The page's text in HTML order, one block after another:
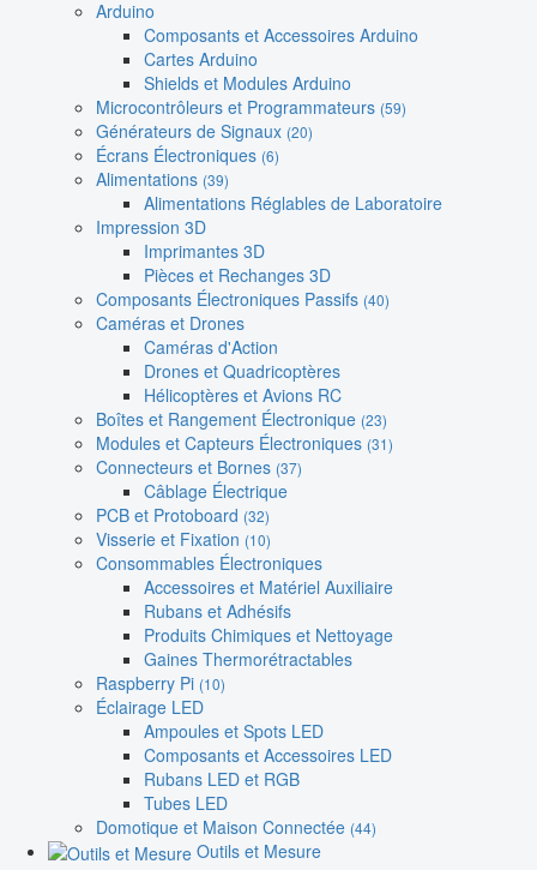
Arduino
Composants et Accessoires Arduino
Cartes Arduino
Shields et Modules Arduino
Microcontrôleurs et Programmateurs (59)
Générateurs de Signaux (20)
Écrans Électroniques (6)
Alimentations (39)
Alimentations Réglables de Laboratoire
Impression 3D
Imprimantes 3D
Pièces et Rechanges 3D
Composants Électroniques Passifs (40)
Caméras et Drones
Caméras d'Action
Drones et Quadricoptères
Hélicoptères et Avions RC
Boîtes et Rangement Électronique (23)
Modules et Capteurs Électroniques (31)
Connecteurs et Bornes (37)
Câblage Électrique
PCB et Protoboard (32)
Visserie et Fixation (10)
Consommables Électroniques
Accessoires et Matériel Auxiliaire
Rubans et Adhésifs
Produits Chimiques et Nettoyage
Gaines Thermorétractables
Raspberry Pi (10)
Éclairage LED
Ampoules et Spots LED
Composants et Accessoires LED
Rubans LED et RGB
Tubes LED
Domotique et Maison Connectée (44)
Outils et Mesure